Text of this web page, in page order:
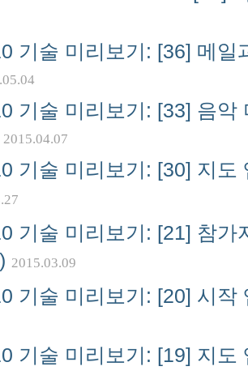
기술 미리보기: [36] 메일
기술 미리보기: [33] 음악
2015.04.07
기술 미리보기: [30] 지도
기술 미리보기: [21] 참가
2015.03.09
기술 미리보기: [20] 시작
기술 미리보기: [19] 지